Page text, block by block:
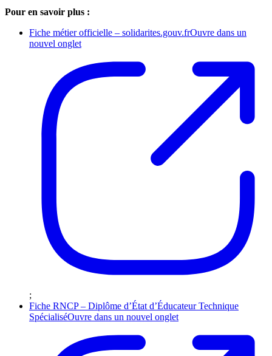
Pour en savoir plus :
Fiche métier officielle – solidarites.gouv.frOuvre dans un
nouvel onglet
;
Fiche RNCP – Diplôme d’État d’Éducateur Technique
SpécialiséOuvre dans un nouvel onglet